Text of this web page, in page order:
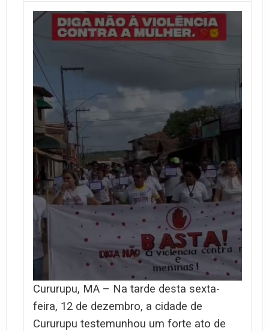
Cururupu, MA – Na tarde desta sexta-
feira, 12 de dezembro, a cidade de
Cururupu testemunhou um forte ato de